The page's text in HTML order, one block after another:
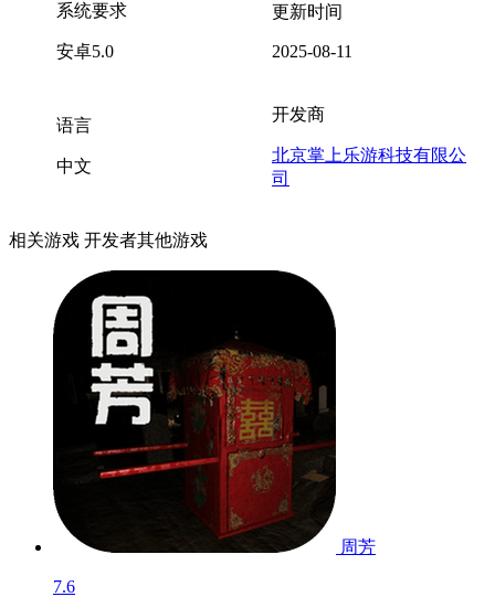
系统要求
安卓5.0
更新时间
2025-08-11
语言
中文
开发商
北京掌上乐游科技有限公
司
相关游戏 开发者其他游戏
周芳
7.6